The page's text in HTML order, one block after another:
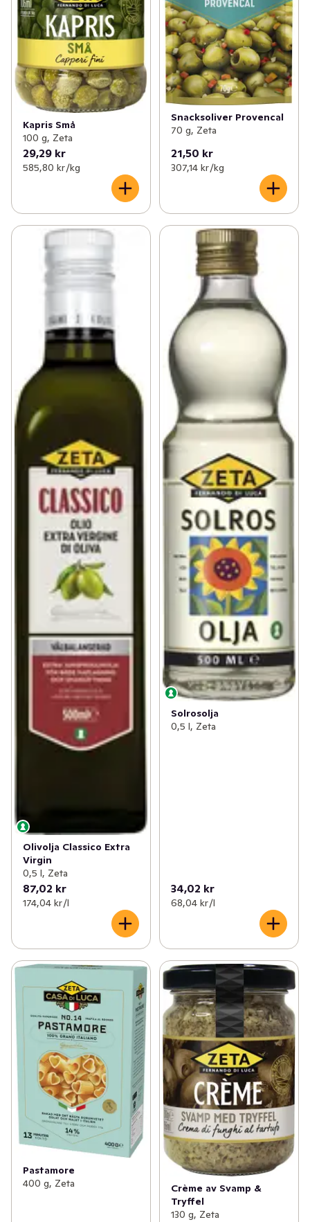
Kapris Små
100 g, Zeta
29,29 kr
585,80 kr /kg
Snacksoliver Provencal
70 g, Zeta
21,50 kr
307,14 kr /kg
Olivolja Classico Extra
Virgin
0,5 l, Zeta
87,02 kr
174,04 kr /l
Solrosolja
0,5 l, Zeta
34,02 kr
68,04 kr /l
Pastamore
400 g, Zeta
Crème av Svamp &
Tryffel
130 g, Zeta